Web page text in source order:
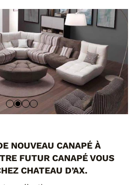
NOUVEAU CANAPÉ À
FUTUR CANAPÉ VOUS
CHATEAU D’AX.